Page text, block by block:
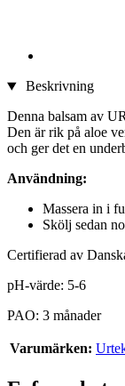
Beskrivning
Denna balsam av
Den är rik på aloe
och ger det en
Användning:
Massera in i
Skölj sedan
Certifierad av
pH-värde: 5-6
PAO: 3 månader
Varumärken: